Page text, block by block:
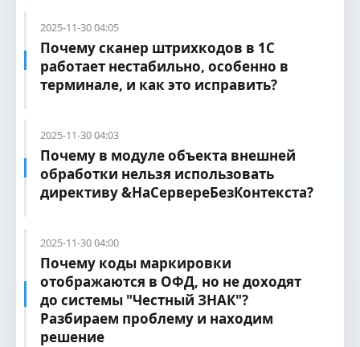
2025-11-30 04:05
Почему сканер штрихкодов в 1С
работает нестабильно, особенно в
терминале, и как это исправить?
2025-11-30 04:03
Почему в модуле объекта внешней
обработки нельзя использовать
директиву &НаСервереБезКонтекста?
2025-11-30 04:00
Почему коды маркировки
отображаются в ОФД, но не доходят
до системы "Честный ЗНАК"?
Разбираем проблему и находим
решение